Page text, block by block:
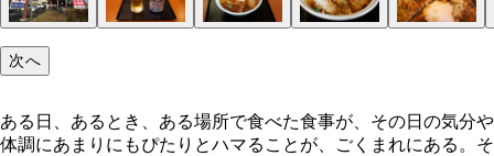
次へ
ある日、あるとき、ある場所で食べた食事が、その日の気分や
体調にあまりにもぴたりとハマることが、ごくまれにある。そ